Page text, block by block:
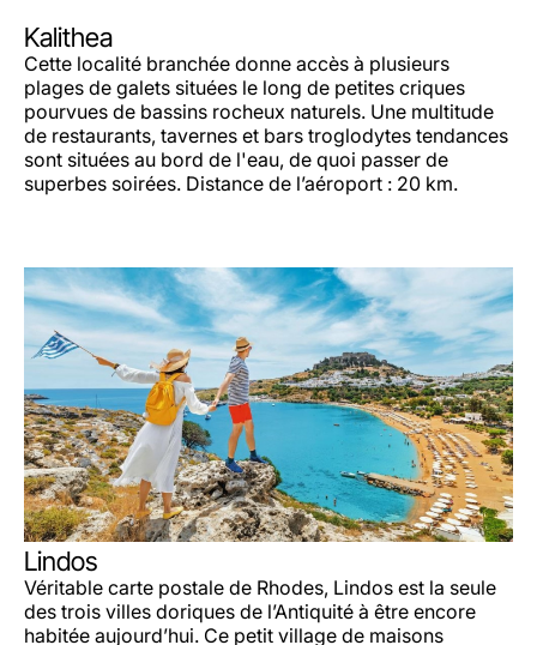
Kalithea
Cette localité branchée donne accès à plusieurs
plages de galets situées le long de petites criques
pourvues de bassins rocheux naturels. Une multitude
de restaurants, tavernes et bars troglodytes tendances
sont situées au bord de l'eau, de quoi passer de
superbes soirées. Distance de l’aéroport : 20 km.
Lindos
Véritable carte postale de Rhodes, Lindos est la seule
des trois villes doriques de l’Antiquité à être encore
habitée aujourd’hui. Ce petit village de maisons